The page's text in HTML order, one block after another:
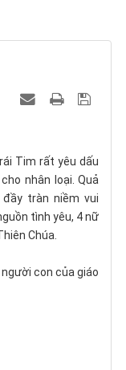
Tim rất yêu dấu
nhân loại. Quả
tràn niềm vui
tình yêu, 4 nữ
Chúa.
con của giáo